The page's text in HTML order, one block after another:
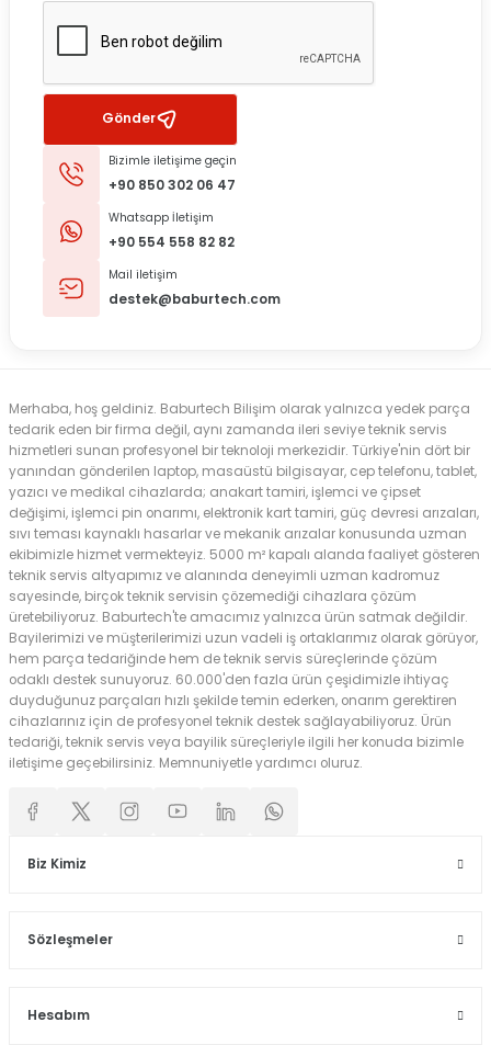
Gönder
Bizimle iletişime geçin
+90 850 302 06 47
Whatsapp İletişim
+90 554 558 82 82
Mail iletişim
destek@baburtech.com
Merhaba, hoş geldiniz. Baburtech Bilişim olarak yalnızca yedek parça
tedarik eden bir firma değil, aynı zamanda ileri seviye teknik servis
hizmetleri sunan profesyonel bir teknoloji merkezidir. Türkiye'nin dört bir
yanından gönderilen laptop, masaüstü bilgisayar, cep telefonu, tablet,
yazıcı ve medikal cihazlarda; anakart tamiri, işlemci ve çipset
değişimi, işlemci pin onarımı, elektronik kart tamiri, güç devresi arızaları,
sıvı teması kaynaklı hasarlar ve mekanik arızalar konusunda uzman
ekibimizle hizmet vermekteyiz. 5000 m² kapalı alanda faaliyet gösteren
teknik servis altyapımız ve alanında deneyimli uzman kadromuz
sayesinde, birçok teknik servisin çözemediği cihazlara çözüm
üretebiliyoruz. Baburtech'te amacımız yalnızca ürün satmak değildir.
Bayilerimizi ve müşterilerimizi uzun vadeli iş ortaklarımız olarak görüyor,
hem parça tedariğinde hem de teknik servis süreçlerinde çözüm
odaklı destek sunuyoruz. 60.000'den fazla ürün çeşidimizle ihtiyaç
duyduğunuz parçaları hızlı şekilde temin ederken, onarım gerektiren
cihazlarınız için de profesyonel teknik destek sağlayabiliyoruz. Ürün
tedariği, teknik servis veya bayilik süreçleriyle ilgili her konuda bizimle
iletişime geçebilirsiniz. Memnuniyetle yardımcı oluruz.
Biz Kimiz
Sözleşmeler
Hesabım